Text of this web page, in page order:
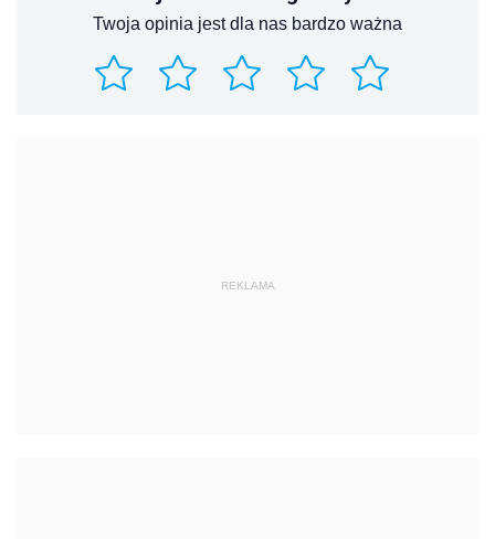
Twoja opinia jest dla nas bardzo ważna
REKLAMA